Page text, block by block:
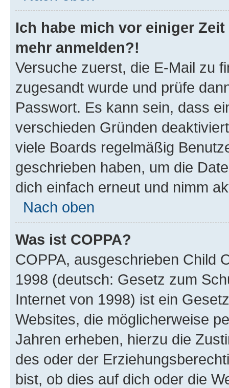
Ich habe mich vor einiger
mehr anmelden?!
Versuche zuerst, die E-Mail zu
zugesandt wurde und prüfe
Passwort. Es kann sein, dass
verschieden Gründen
viele Boards regelmäßig
geschrieben haben, um die
dich einfach erneut und nimm
Nach oben
Was ist COPPA?
COPPA, ausgeschrieben Child
1998 (deutsch: Gesetz zum
Internet von 1998) ist ein
Websites, die möglicherweise
Jahren erheben, hierzu die
des oder der
bist, ob dies auf dich oder die